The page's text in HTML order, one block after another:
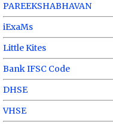
PAREEKSHABHAVAN
iExaMs
Little Kites
Bank IFSC Code
DHSE
VHSE